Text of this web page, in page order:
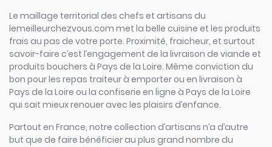
Le maillage territorial des chefs et artisans du
lemeilleurchezvous.com met la belle cuisine et les produits
frais au pas de votre porte. Proximité, fraicheur, et surtout
savoir-faire c’est l’engagement de la livraison de viande et
produits bouchers à Pays de la Loire. Même conviction du
bon pour les repas traiteur à emporter ou en livraison à
Pays de la Loire ou la confiserie en ligne à Pays de la Loire
qui sait mieux renouer avec les plaisirs d’enfance.
Partout en France, notre collection d’artisans n’a d’autre
but que de faire bénéficier au plus grand nombre du